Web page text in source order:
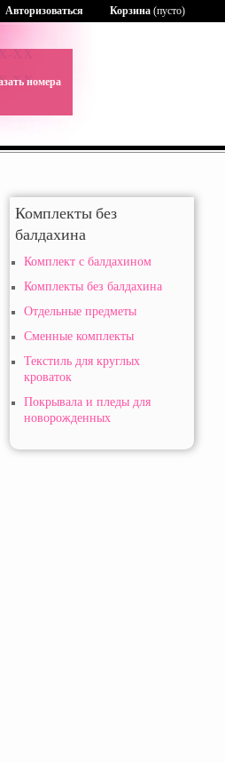
XX
XXномера
Корзина (пусто)
Авторизоваться
Комплекты без
балдахина
Комплект с балдахином
Комплекты без балдахина
Отдельные предметы
Сменные комплекты
Текстиль для круглых
кроваток
Покрывала и пледы для
новорожденных